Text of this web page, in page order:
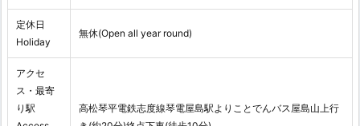
定休日
Holiday
無休(Open all year round)
アクセ
ス・最寄
り駅
高松琴平電鉄志度線琴電屋島駅よりことでんバス屋島山上行